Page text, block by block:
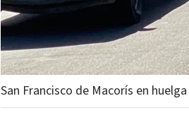
San Francisco de Macorís en